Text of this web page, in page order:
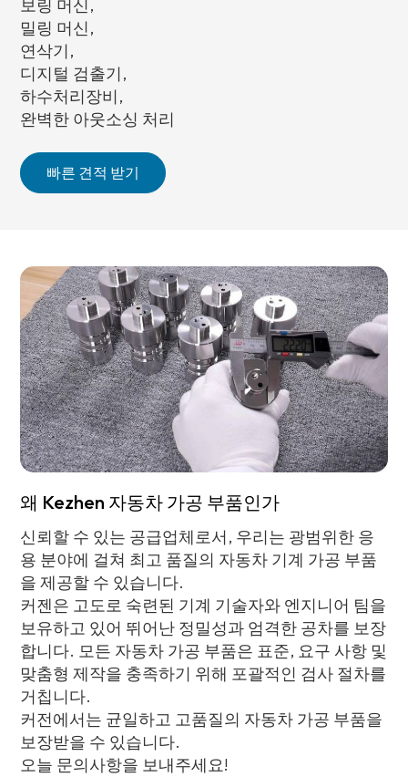
보링 머신,
밀링 머신,
연삭기,
디지털 검출기,
하수처리장비,
완벽한 아웃소싱 처리
빠른 견적 받기
왜 Kezhen 자동차 가공 부품인가
신뢰할 수 있는 공급업체로서, 우리는 광범위한 응
용 분야에 걸쳐 최고 품질의 자동차 기계 가공 부품
을 제공할 수 있습니다.
커젠은 고도로 숙련된 기계 기술자와 엔지니어 팀을
보유하고 있어 뛰어난 정밀성과 엄격한 공차를 보장
합니다. 모든 자동차 가공 부품은 표준, 요구 사항 및
맞춤형 제작을 충족하기 위해 포괄적인 검사 절차를
거칩니다.
커전에서는 균일하고 고품질의 자동차 가공 부품을
보장받을 수 있습니다.
오늘 문의사항을 보내주세요!